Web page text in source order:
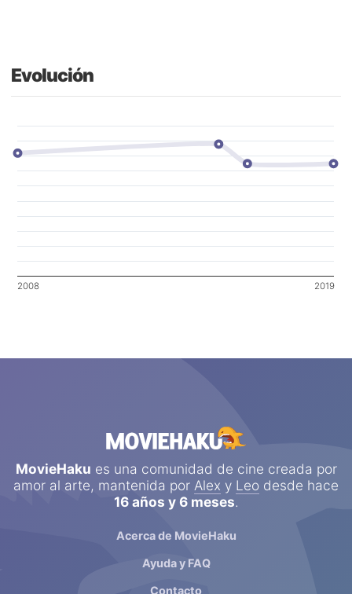
Evolución
2008 2019
MovieHaku es una comunidad de cine creada por
amor al arte, mantenida por Alex y Leo desde hace
16 años y 6 meses.
Acerca de MovieHaku
Ayuda y FAQ
Contacto